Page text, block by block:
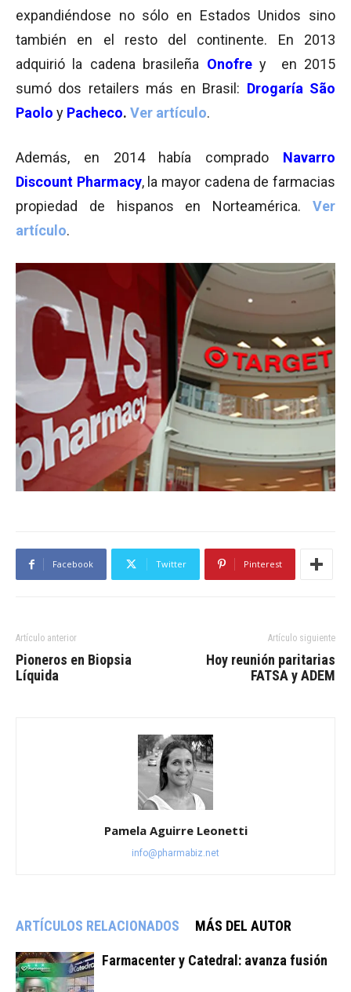
expandiéndose no sólo en Estados Unidos sino
también en el resto del continente. En 2013
adquirió la cadena brasileña Onofrey en 2015
sumó dos retailers más en Brasil: Drogaría São
Paolo y Pacheco. Ver artículo.
Además, en 2014 había comprado
Navarro
Discount Pharmacy, la mayor cadena de farmacias
propiedad de hispanos en Norteamérica. Ver
artículo.
Facebook Twitter Pinterest
Artículo anterior
Pioneros en Biopsia
Líquida
Artículo siguiente
Hoy reunión paritarias
FATSA y ADEM
Pamela Aguirre Leonetti
info@pharmabiz.net
ARTÍCULOS RELACIONADOS MÁS DEL AUTOR
Farmacenter y Catedral: avanza fusión